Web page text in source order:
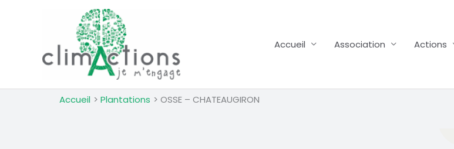
Accueil Association Actions
Accueil Plantations OSSE – CHATEAUGIRON